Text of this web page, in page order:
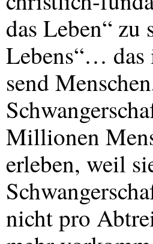
das Leben“
Lebens“… das
send
Millionen
erleben, weil
nicht pro